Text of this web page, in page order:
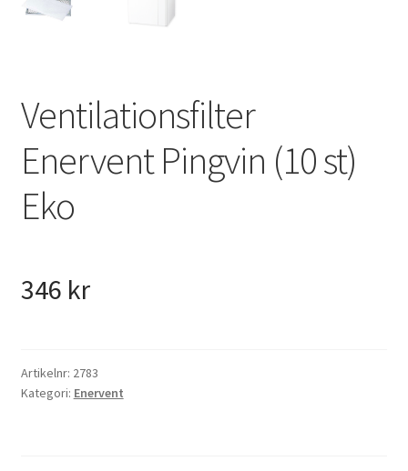
VVS
Ventilationsfilter
Enervent Pingvin (10 st)
Eko
346 kr
Artikelnr: 2783
Kategori: Enervent